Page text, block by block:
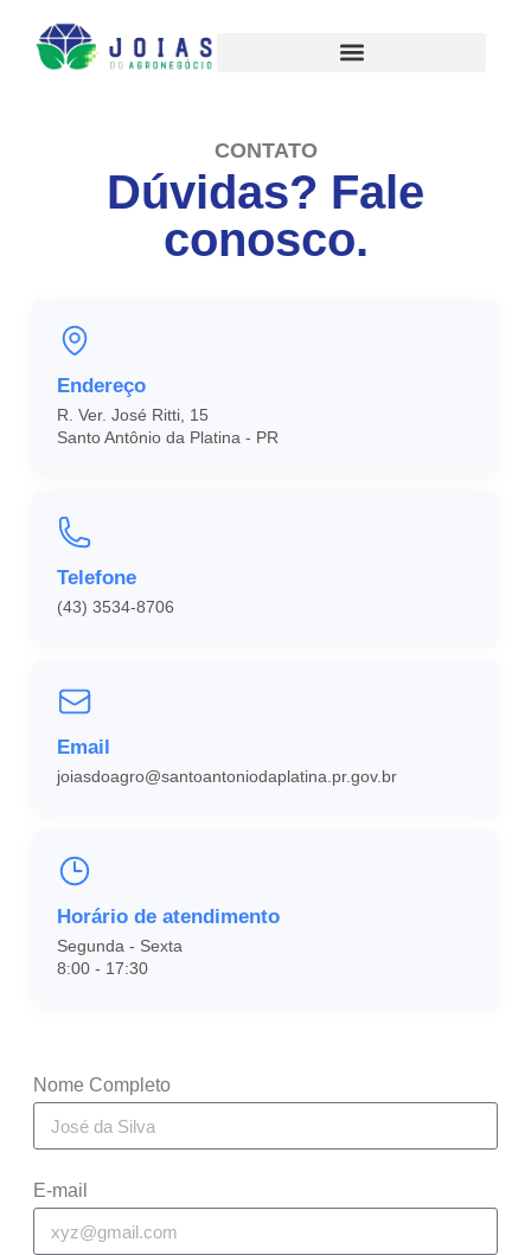
CONTATO
Dúvidas? Fale
conosco.
Endereço
R. Ver. José Ritti, 15
Santo Antônio da Platina - PR
Telefone
(43) 3534-8706
Email
joiasdoagro@santoantoniodaplatina.pr.gov.br
Horário de atendimento
Segunda - Sexta
8:00 - 17:30
Nome Completo
E-mail